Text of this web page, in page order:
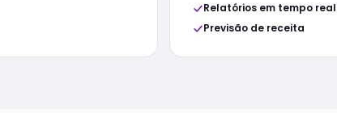
Relatórios em tempo real
Previsão de receita